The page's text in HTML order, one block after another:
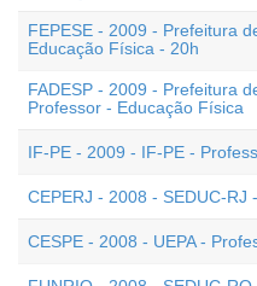
FEPESE - 2009 - Prefeitura
Educação Física - 20h
FADESP - 2009 - Prefeitura
Professor - Educação Física
IF-PE - 2009 - IF-PE -
CEPERJ - 2008 - SEDUC-
CESPE - 2008 - UEPA -